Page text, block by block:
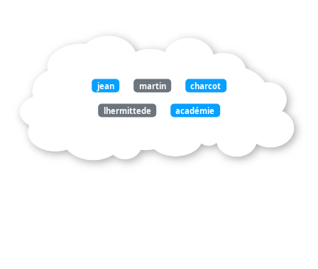
jean martin charcot
lhermittede académie
incontestablement maître école